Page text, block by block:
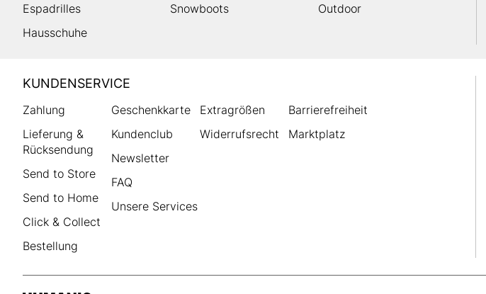
Espadrilles
Snowboots
Outdoor
Hausschuhe
HUMANIC
Footer
KUNDENSERVICE
Zahlung
Lieferung &
Rücksendung
Send to Store
Send to Home
Click & Collect
Bestellung
Geschenkkarte
Kundenclub
Newsletter
FAQ
Unsere Services
Extragrößen
Widerrufsrecht
Barrierefreiheit
Marktplatz